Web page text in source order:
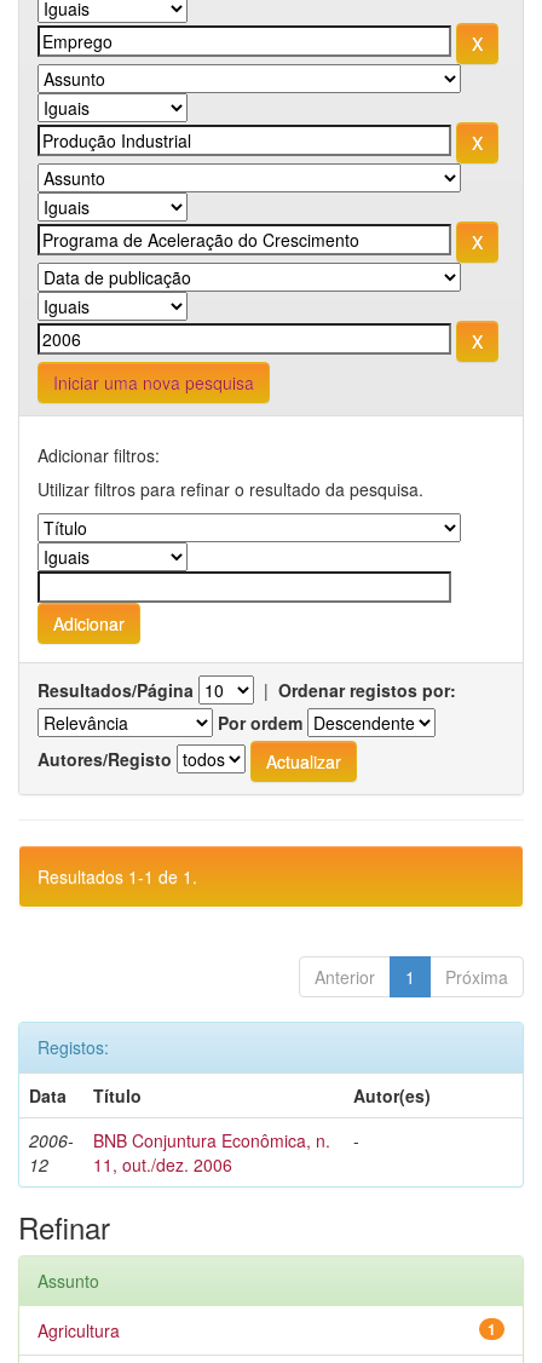
Iniciar uma nova pesquisa
Adicionar filtros:
Utilizar filtros para refinar o resultado da pesquisa.
Resultados/Página | Ordenar registos por:
Por ordem
Autores/Registo
Resultados 1-1 de 1.
Anterior 1 Próxima
Registos:
Data
Título
Autor(es)
2006-
12
BNB Conjuntura Econômica, n.
11, out./dez. 2006
-
Refinar
Assunto
1
Agricultura